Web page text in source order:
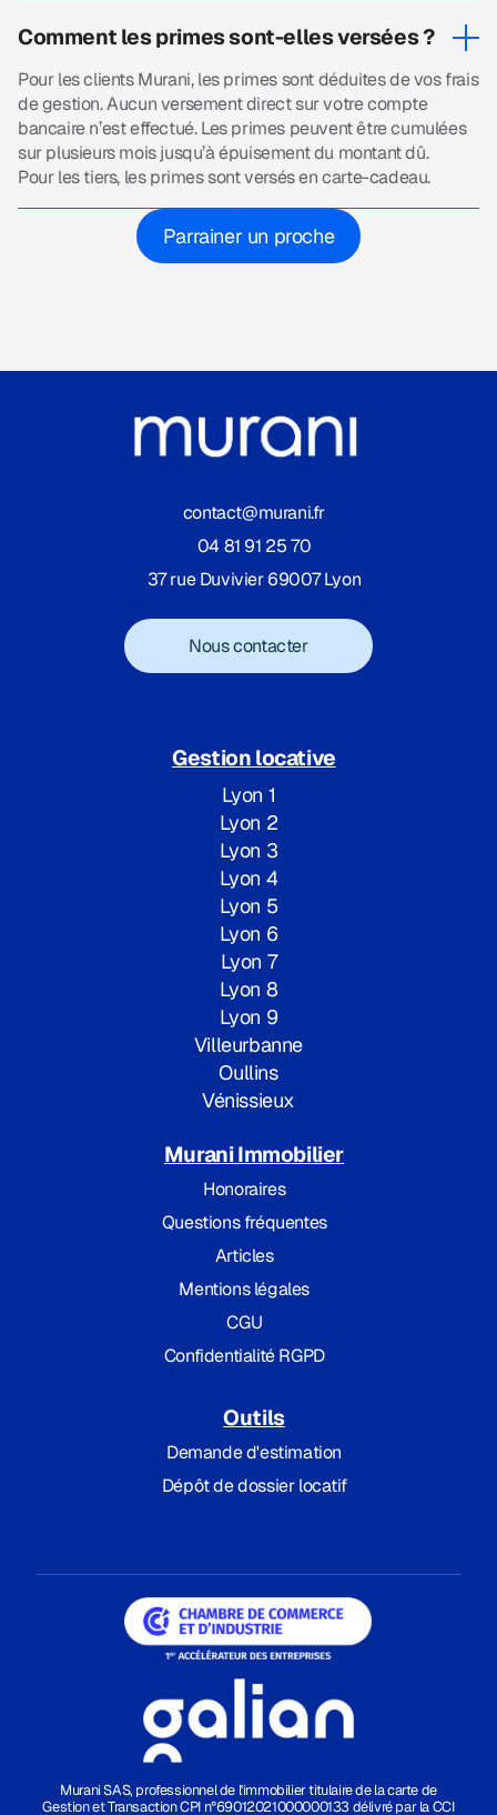
Comment les primes sont-elles versées ?
Pour les clients Murani, les primes sont déduites de vos frais
de gestion. Aucun versement direct sur votre compte
bancaire n’est effectué. Les primes peuvent être cumulées
sur plusieurs mois jusqu’à épuisement du montant dû.
Pour les tiers, les primes sont versés en carte-cadeau.
Parrainer un proche
contact@murani.fr
04 81 91 25 70
37 rue Duvivier 69007 Lyon
Nous contacter
Gestion locative
Lyon 1
Lyon 2
Lyon 3
Lyon 4
Lyon 5
Lyon 6
Lyon 7
Lyon 8
Lyon 9
Villeurbanne
Oullins
Vénissieux
Murani Immobilier
Honoraires
Questions fréquentes
Articles
Mentions légales
CGU
Confidentialité RGPD
Outils
Demande d'estimation
Dépôt de dossier locatif
Murani SAS, professionnel de l'immobilier titulaire de la carte de
Gestion et Transaction CPI n°69012021000000133 délivré par la CCI